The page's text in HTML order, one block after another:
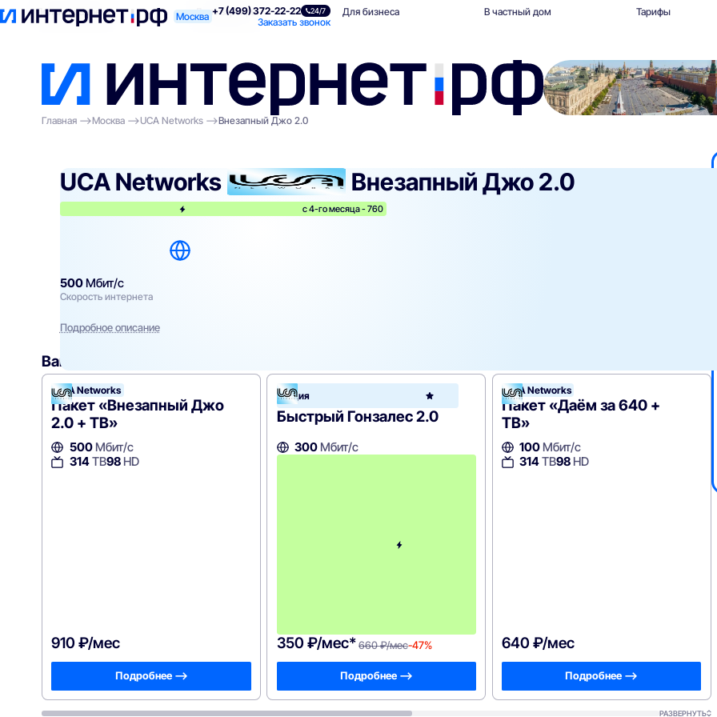
Москва +7 (499) 372-22-22 24/7
Заказать звонок
Поиск по адресу Для квартиры Для бизнеса В частный дом Тарифы
Главная
Москва UCA Networks Внезапный Джо 2.0
UCA Networks Внезапный Джо 2.0
с 4-го месяца - 760
500Мбит/с
Скорость интернета
Подробное описание
Вам могут подойти
UCA Networks
Пакет «Внезапный Джо
2.0 + ТВ»
500Мбит/с
314ТВ98HD
910 ₽/мес
Подробнее —>
Акция
UCA
Networks
Быстрый Гонзалес 2.0
300 Мбит/с
с
350 ₽/мес* 660 ₽/мес-47%
Подробнее —>
UCA Networks
Пакет «Даём за 640 +
ТВ»
100 Мбит/с
314ТВ98 HD
640 ₽/мес
Подробнее —>
РАЗВЕРНУТЬ